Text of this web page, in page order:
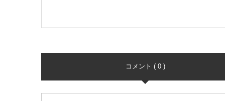
コメント ( 0 )